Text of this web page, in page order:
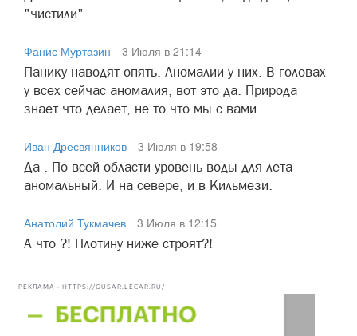
"чистили"
Фанис Муртазин
3 Июля в 21:14
Панику наводят опять. Аномалии у них. В головах
у всех сейчас аномалия, вот это да. Природа
знает что делает, не то что мы с вами.
Иван Дресвянников
3 Июля в 19:58
Да . По всей области уровень воды для лета
аномальный. И на севере, и в Кильмези.
Анатолий Тукмачев
3 Июля в 12:15
А что ?! Плотину ниже строят?!
РЕКЛАМА • HTTPS://GUSAR.LECAR.RU/